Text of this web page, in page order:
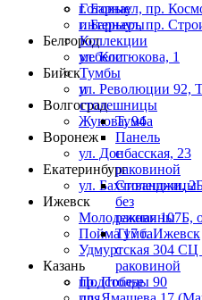
Готовые
интерьеры
Коллекции
мебели
Тумбы
и
столешницы
Тумба
Панель
с
раковиной
Столешницы
без
раковины
Тумба
с
раковиной
Подстолье
г. Барнаул, пр.
г. Барнаул, пр.
Белгород
ул. Костюкова, 1
Бийск
ул. Революции 92,
Волгоград
Жукова, 94
Воронеж
ул. Донбасская, 23
Екатеринбург
ул. Бахчиванджи,
Ижевск
Молодежная 107Б,
Пойма 17 г. Ижевск
Удмуртская 304 СЦ
Казань
пр. Победы 90